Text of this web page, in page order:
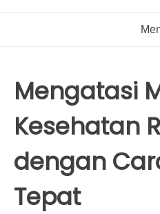
Mengatasi
Kesehatan
dengan
Tepat